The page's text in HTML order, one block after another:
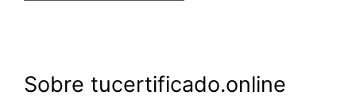
Sobre tucertificado.online